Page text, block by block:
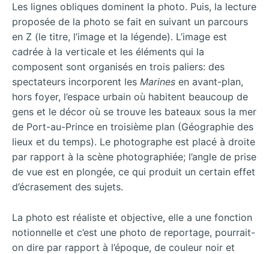
Les lignes obliques dominent la photo. Puis, la lecture
proposée de la photo se fait en suivant un parcours
en Z (le titre, l’image et la légende). L’image est
cadrée à la verticale et les éléments qui la
composent sont organisés en trois paliers: des
spectateurs incorporent les Marines en avant-plan,
hors foyer, l’espace urbain où habitent beaucoup de
gens et le décor où se trouve les bateaux sous la mer
de Port-au-Prince en troisième plan (Géographie des
lieux et du temps). Le photographe est placé à droite
par rapport à la scène photographiée; l’angle de prise
de vue est en plongée, ce qui produit un certain effet
d’écrasement des sujets.
La photo est réaliste et objective, elle a une fonction
notionnelle et c’est une photo de reportage, pourrait-
on dire par rapport à l’époque, de couleur noir et